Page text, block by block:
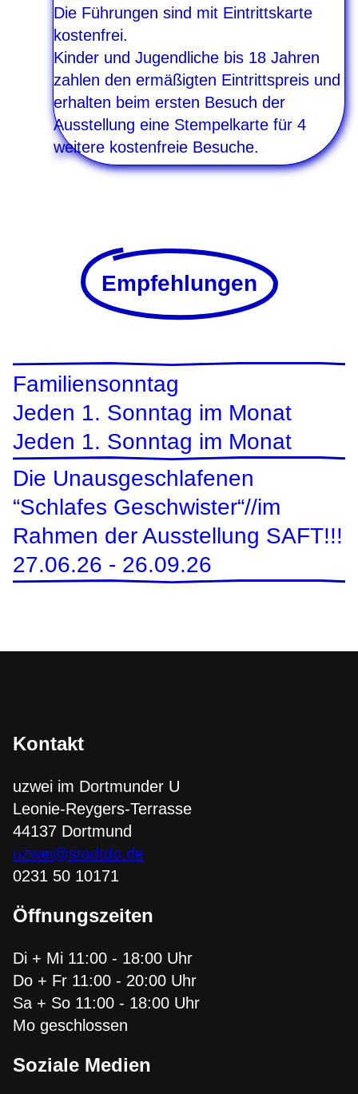
Die Führungen sind mit Eintrittskarte
kostenfrei.
Kinder und Jugendliche bis 18 Jahren
zahlen den ermäßigten Eintrittspreis und
erhalten beim ersten Besuch der
Ausstellung eine Stempelkarte für 4
weitere kostenfreie Besuche.
Empfehlungen
Familiensonntag
Jeden 1. Sonntag im Monat
Jeden 1. Sonntag im Monat
Die Unausgeschlafenen
“Schlafes Geschwister“//im
Rahmen der Ausstellung SAFT!!!
27.06.26 - 26.09.26
Kontakt
uzwei im Dortmunder U
Leonie-Reygers-Terrasse
44137 Dortmund
uzwei@stadtdo.de
0231 50 10171
Öffnungszeiten
Di + Mi 11:00 - 18:00 Uhr
Do + Fr 11:00 - 20:00 Uhr
Sa + So 11:00 - 18:00 Uhr
Mo geschlossen
Soziale Medien